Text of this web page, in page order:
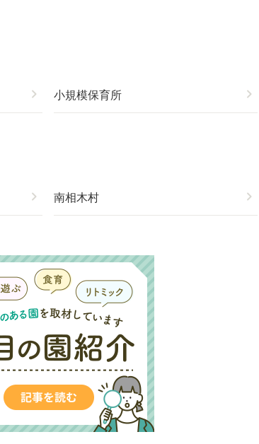
chevron_right 小規模保育所 chevron_right
chevron_right 南相木村 chevron_right